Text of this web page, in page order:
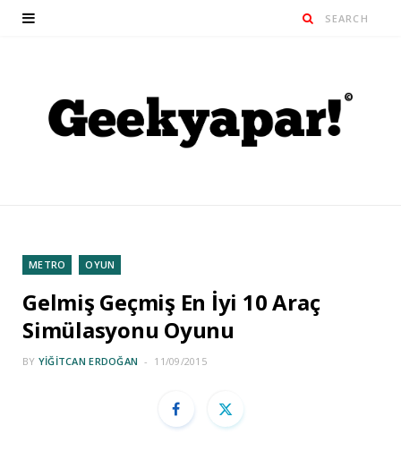
METRO OYUN
Gelmiş Geçmiş En İyi 10 Araç
Simülasyonu Oyunu
BY YIĞITCAN ERDOĞAN 11/09/2015